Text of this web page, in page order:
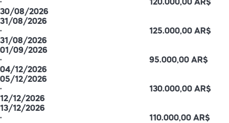
·
30/08/2026
120.000,00 AR$
31/08/2026
·
31/08/2026
125.000,00 AR$
01/09/2026
·
04/12/2026
95.000,00 AR$
05/12/2026
·
12/12/2026
130.000,00 AR$
13/12/2026
·
110.000,00 AR$